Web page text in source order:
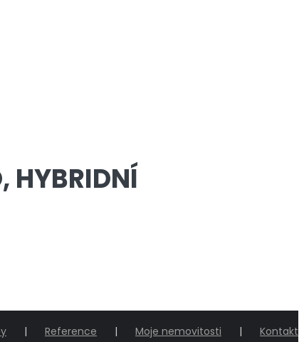
HYBRIDNÍ
Reference Moje nemovitosti Kontakt